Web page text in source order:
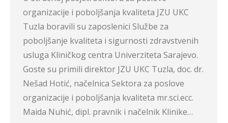
organizacije i poboljšanja kvaliteta JZU UKC
Tuzla boravili su zaposlenici Službe za
poboljšanje kvaliteta i sigurnosti zdravstvenih
usluga Kliničkog centra Univerziteta Sarajevo.
Goste su primili direktor JZU UKC Tuzla, doc. dr.
Nešad Hotić, načelnica Sektora za poslove
organizacije i poboljšanja kvaliteta mr.sci.ecc.
Maida Nuhić, dipl. pravnik i načelnik Klinike…